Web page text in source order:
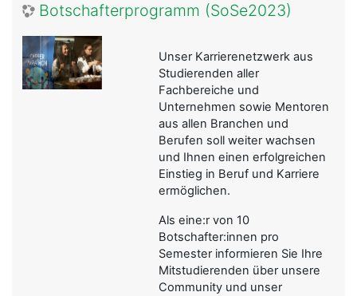
Botschafterprogramm (SoSe2023)
Unser Karrierenetzwerk aus
Studierenden aller
Fachbereiche und
Unternehmen sowie Mentoren
aus allen Branchen und
Berufen soll weiter wachsen
und Ihnen einen erfolgreichen
Einstieg in Beruf und Karriere
ermöglichen.
Als eine:r von 10
Botschafter:innen pro
Semester informieren Sie Ihre
Mitstudierenden über unsere
Community und unser